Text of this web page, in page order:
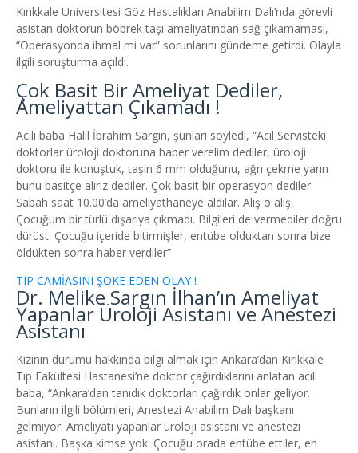
Kırıkkale Üniversitesi Göz Hastalıkları Anabilim Dalı’nda görevli
asistan doktorun böbrek taşı ameliyatından sağ çıkamaması,
“Operasyonda ihmal mi var” sorunlarını gündeme getirdi. Olayla
ilgili soruşturma açıldı.
Çok Basit Bir Ameliyat Dediler,
Ameliyattan Çıkamadı !
Acılı baba Halil İbrahim Sargın, şunları söyledi, “Acil Servisteki
doktorlar üroloji doktoruna haber verelim dediler, üroloji
doktoru ile konuştuk, taşın 6 mm olduğunu, ağrı çekme yarın
bunu basitçe alırız dediler. Çok basit bir operasyon dediler.
Sabah saat 10.00’da ameliyathaneye aldılar. Alış o alış.
Çocuğum bir türlü dışarıya çıkmadı. Bilgileri de vermediler doğru
dürüst. Çocuğu içeride bitirmişler, entübe olduktan sonra bize
öldükten sonra haber verdiler”
TIP CAMİASINI ŞOKE EDEN OLAY !
Dr. Melike Sargın İlhan’ın Ameliyat
Yapanlar Üroloji Asistanı ve Anestezi
Asistanı
Kızının durumu hakkında bilgi almak için Ankara’dan Kırıkkale
Tıp Fakültesi Hastanesi’ne doktor çağırdıklarını anlatan acılı
baba, “Ankara’dan tanıdık doktorları çağırdık onlar geliyor.
Bunların ilgili bölümleri, Anestezi Anabilim Dalı başkanı
gelmiyor. Ameliyatı yapanlar üroloji asistanı ve anestezi
asistanı. Başka kimse yok. Çocuğu orada entübe ettiler, en